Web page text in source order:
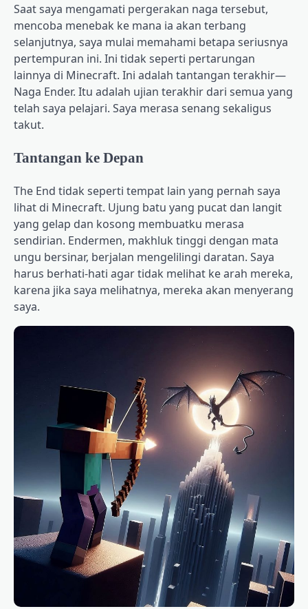
Saat saya mengamati pergerakan naga tersebut,
mencoba menebak ke mana ia akan terbang
selanjutnya, saya mulai memahami betapa seriusnya
pertempuran ini. Ini tidak seperti pertarungan
lainnya di Minecraft. Ini adalah tantangan terakhir—
Naga Ender. Itu adalah ujian terakhir dari semua yang
telah saya pelajari. Saya merasa senang sekaligus
takut.
Tantangan ke Depan
The End tidak seperti tempat lain yang pernah saya
lihat di Minecraft. Ujung batu yang pucat dan langit
yang gelap dan kosong membuatku merasa
sendirian. Endermen, makhluk tinggi dengan mata
ungu bersinar, berjalan mengelilingi daratan. Saya
harus berhati-hati agar tidak melihat ke arah mereka,
karena jika saya melihatnya, mereka akan menyerang
saya.